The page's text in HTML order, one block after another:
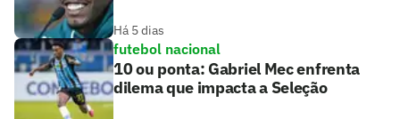
Há 5 dias
futebol nacional
10 ou ponta: Gabriel Mec enfrenta
dilema que impacta a Seleção